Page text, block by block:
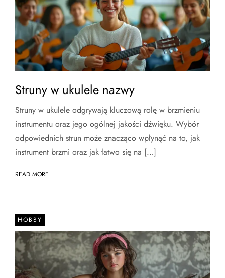
Struny w ukulele nazwy
Struny w ukulele odgrywają kluczową rolę w brzmieniu
instrumentu oraz jego ogólnej jakości dźwięku. Wybór
odpowiednich strun może znacząco wpłynąć na to, jak
instrument brzmi oraz jak łatwo się na […]
READ MORE
HOBBY